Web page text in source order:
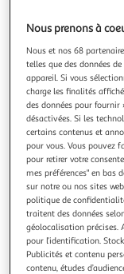
ALSACE LAIT
Yaourt fraise
A la recherche de
sélectionné des
sans additif. Variez
de nos délices de
En savoir +
4x125g
Nous prenons à
Nous et nos 68
telles que des données
appareil. Si vous
charge les finalités
des données pour fournir
désactivées. Si les
certains contenus et
pour vous. Vous pouvez
pour retirer votre
mes préférences" en bas
sur notre ou nos sites
politique de
traitent des données
géolocalisation précises.
pour l’identification.
Publicités et contenu
contenu, études